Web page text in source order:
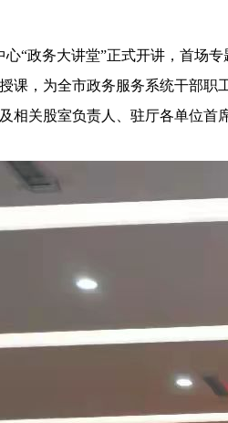
“政务大讲堂”正式开讲，首场
课，为全市政务服务系统干部
相关股室负责人、驻厅各单位